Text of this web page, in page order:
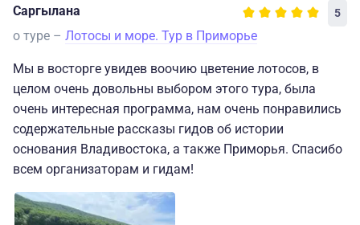
Надеемся, что получится побывать здесь ещё раз!
Саргылана 5
о туре – Лотосы и море. Тур в Приморье
Мы в восторге увидев воочию цветение лотосов, в
целом очень довольны выбором этого тура, была
очень интересная программа, нам очень понравились
содержательные рассказы гидов об истории
основания Владивостока, а также Приморья. Спасибо
всем организаторам и гидам!